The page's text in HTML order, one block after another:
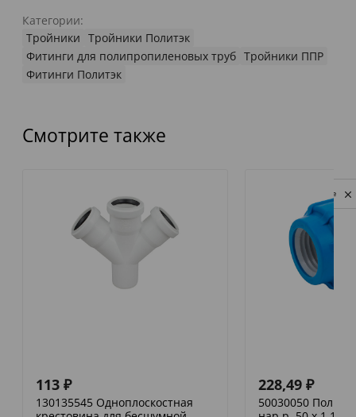
Категории:
Тройники Тройники Политэк
Фитинги для полипропиленовых труб Тройники ППР
Фитинги Политэк
Смотрите также
113 ₽
130135545 Одноплоскостная
228,49 ₽
50030050
Privacy notice